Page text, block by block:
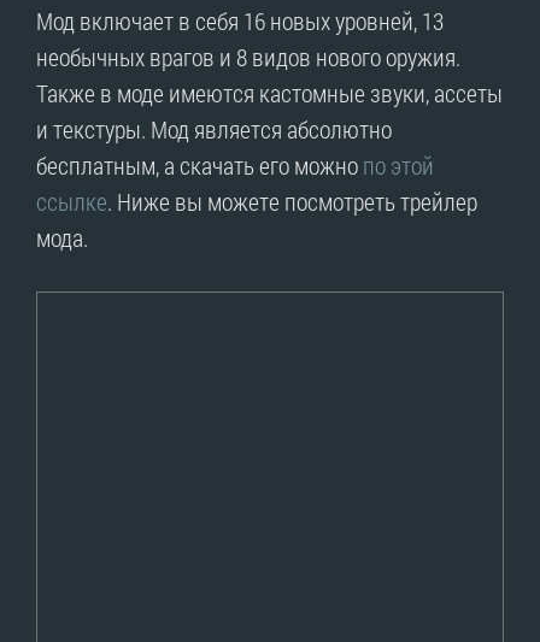
Мод включает в себя 16 новых уровней, 13
необычных врагов и 8 видов нового оружия.
Также в моде имеются кастомные звуки, ассеты
и текстуры. Мод является абсолютно
бесплатным, а скачать его можнопо этой
ссылке. Ниже вы можете посмотреть трейлер
мода.